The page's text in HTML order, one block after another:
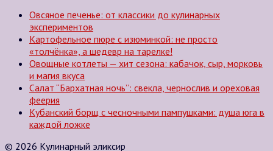
Овсяное печенье: от классики до кулинарных
экспериментов
Картофельное пюре с изюминкой: не просто
«толчёнка», а шедевр на тарелке!
Овощные котлеты — хит сезона: кабачок, сыр, морковь
и магия вкуса
Салат “Бархатная ночь”: свекла, чернослив и ореховая
феерия
Кубанский борщ с чесночными пампушками: душа юга в
каждой ложке
© 2026 Кулинарный эликсир